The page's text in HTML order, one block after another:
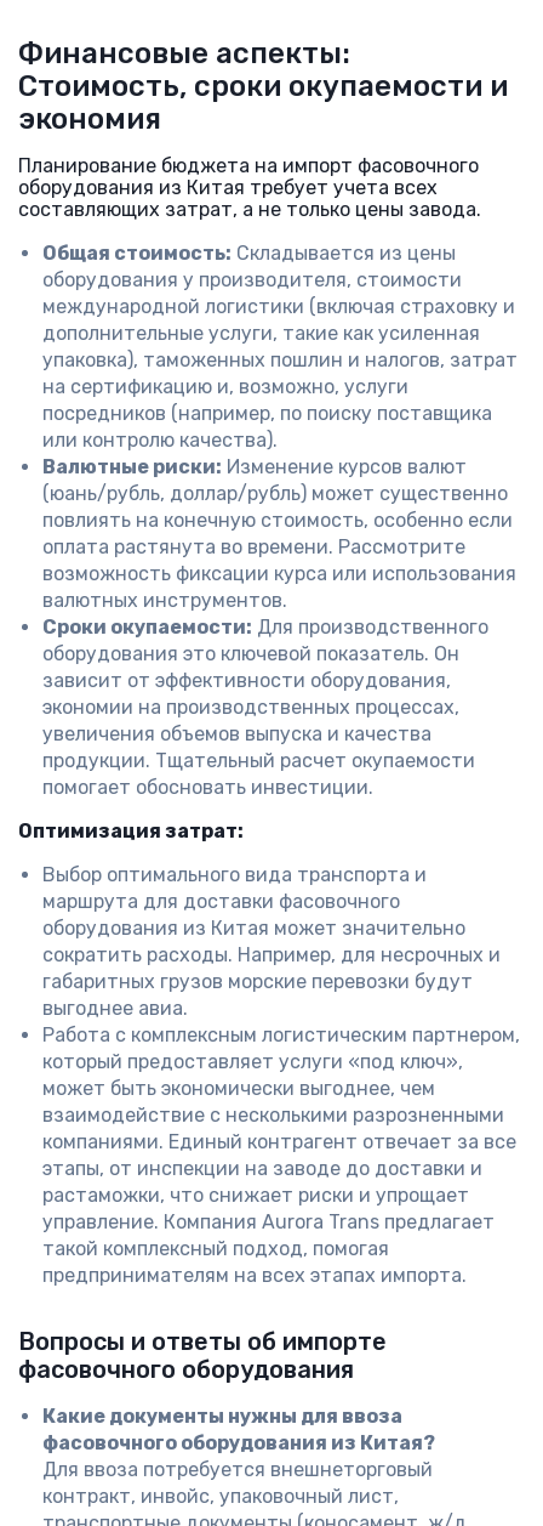
Финансовые аспекты:
Стоимость, сроки окупаемости и
экономия
Планирование бюджета на импорт фасовочного
оборудования из Китая требует учета всех
составляющих затрат, а не только цены завода.
Общая стоимость: Складывается из цены
оборудования у производителя, стоимости
международной логистики (включая страховку и
дополнительные услуги, такие как усиленная
упаковка), таможенных пошлин и налогов, затрат
на сертификацию и, возможно, услуги
посредников (например, по поиску поставщика
или контролю качества).
Валютные риски: Изменение курсов валют
(юань/рубль, доллар/рубль) может существенно
повлиять на конечную стоимость, особенно если
оплата растянута во времени. Рассмотрите
возможность фиксации курса или использования
валютных инструментов.
Сроки окупаемости: Для производственного
оборудования это ключевой показатель. Он
зависит от эффективности оборудования,
экономии на производственных процессах,
увеличения объемов выпуска и качества
продукции. Тщательный расчет окупаемости
помогает обосновать инвестиции.
Оптимизация затрат:
Выбор оптимального вида транспорта и
маршрута для доставки фасовочного
оборудования из Китая может значительно
сократить расходы. Например, для несрочных и
габаритных грузов морские перевозки будут
выгоднее авиа.
Работа с комплексным логистическим партнером,
который предоставляет услуги «под ключ»,
может быть экономически выгоднее, чем
взаимодействие с несколькими разрозненными
компаниями. Единый контрагент отвечает за все
этапы, от инспекции на заводе до доставки и
растаможки, что снижает риски и упрощает
управление. Компания Aurora Trans предлагает
такой комплексный подход, помогая
предпринимателям на всех этапах импорта.
Вопросы и ответы об импорте
фасовочного оборудования
Какие документы нужны для ввоза
фасовочного оборудования из Китая?
Для ввоза потребуется внешнеторговый
контракт, инвойс, упаковочный лист,